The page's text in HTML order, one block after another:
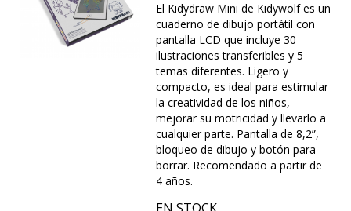
El Kidydraw Mini de Kidywolf es un
cuaderno de dibujo portátil con
pantalla LCD que incluye 30
ilustraciones transferibles y 5
temas diferentes. Ligero y
compacto, es ideal para estimular
la creatividad de los niños,
mejorar su motricidad y llevarlo a
cualquier parte. Pantalla de 8,2”,
bloqueo de dibujo y botón para
borrar. Recomendado a partir de
4 años.